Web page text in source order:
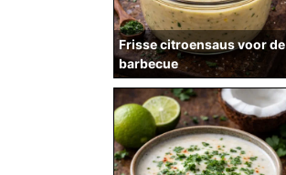
Frisse citroensaus voor de
barbecue